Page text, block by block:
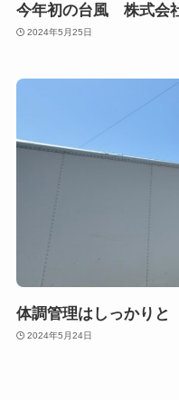
今年初の台風 株式会
2024年5月25日
体調管理はしっかり
2024年5月24日